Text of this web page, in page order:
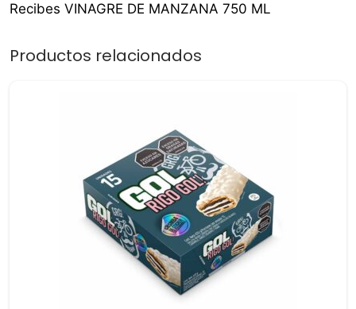
Recibes VINAGRE DE MANZANA 750 ML
Productos relacionados